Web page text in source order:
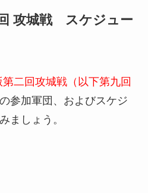
攻城戦 スケジュー
二回攻城戦（以下第九回
の参加軍団、およびスケジ
ましょう。